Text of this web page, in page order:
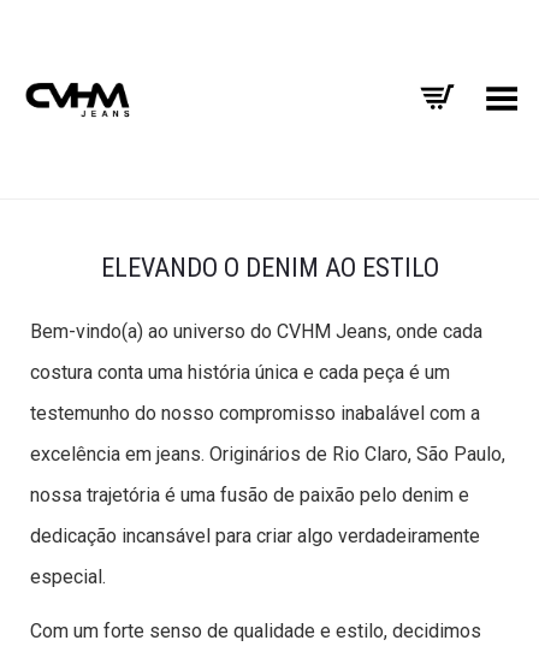
Alternar Menu
ELEVANDO O DENIM AO ESTILO
Bem-vindo(a) ao universo do CVHM Jeans, onde cada
costura conta uma história única e cada peça é um
testemunho do nosso compromisso inabalável com a
excelência em jeans. Originários de Rio Claro, São Paulo,
nossa trajetória é uma fusão de paixão pelo denim e
dedicação incansável para criar algo verdadeiramente
especial.
Com um forte senso de qualidade e estilo, decidimos